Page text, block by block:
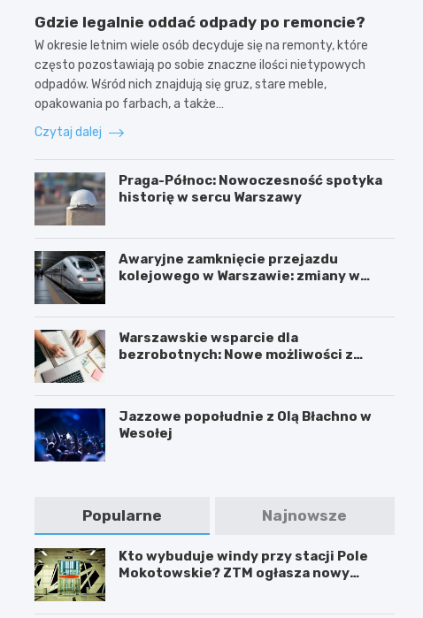
Gdzie legalnie oddać odpady po remoncie?
W okresie letnim wiele osób decyduje się na remonty, które
często pozostawiają po sobie znaczne ilości nietypowych
odpadów. Wśród nich znajdują się gruz, stare meble,
opakowania po farbach, a także…
Czytaj dalej
Praga-Północ: Nowoczesność spotyka
historię w sercu Warszawy
Awaryjne zamknięcie przejazdu
kolejowego w Warszawie: zmiany w
Warszawskie wsparcie dla
bezrobotnych: Nowe możliwości z
Jazzowe popołudnie z Olą Błachno w
Wesołej
Popularne Najnowsze
Kto wybuduje windy przy stacji Pole
Mokotowskie? ZTM ogłasza nowy